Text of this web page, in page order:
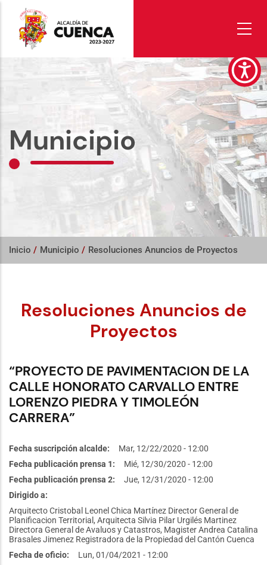
contenido
principal
Municipio
Inicio / Municipio / Resoluciones Anuncios de Proyectos
Resoluciones Anuncios de
Proyectos
“PROYECTO DE PAVIMENTACION DE LA
CALLE HONORATO CARVALLO ENTRE
LORENZO PIEDRA Y TIMOLEÓN
CARRERA”
Fecha suscripción alcalde
Mar, 12/22/2020 - 12:00
Fecha publicación prensa 1
Mié, 12/30/2020 - 12:00
Fecha publicación prensa 2
Jue, 12/31/2020 - 12:00
Dirigido a
Arquitecto Cristobal Leonel Chica Martínez Director General de
Planificacion Territorial, Arquitecta Silvia Pilar Urgilés Martinez
Directora General de Avaluos y Catastros, Magister Andrea Catalina
Brasales Jimenez Registradora de la Propiedad del Cantón Cuenca
Fecha de oficio
Lun, 01/04/2021 - 12:00